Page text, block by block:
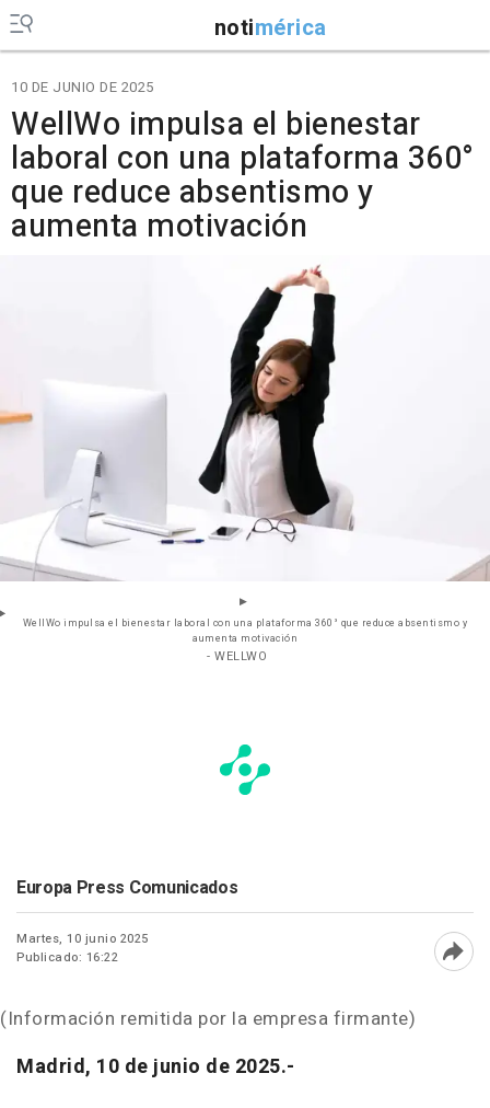
notimérica
10 DE JUNIO DE 2025
WellWo impulsa el bienestar
laboral con una plataforma 360°
que reduce absentismo y
aumenta motivación
WellWo impulsa el bienestar laboral con una plataforma 360° que reduce absentismo y
aumenta motivación
- WELLWO
Europa Press Comunicados
Martes, 10 junio 2025
Publicado: 16:22
(Información remitida por la empresa firmante)
Madrid, 10 de junio de 2025.-